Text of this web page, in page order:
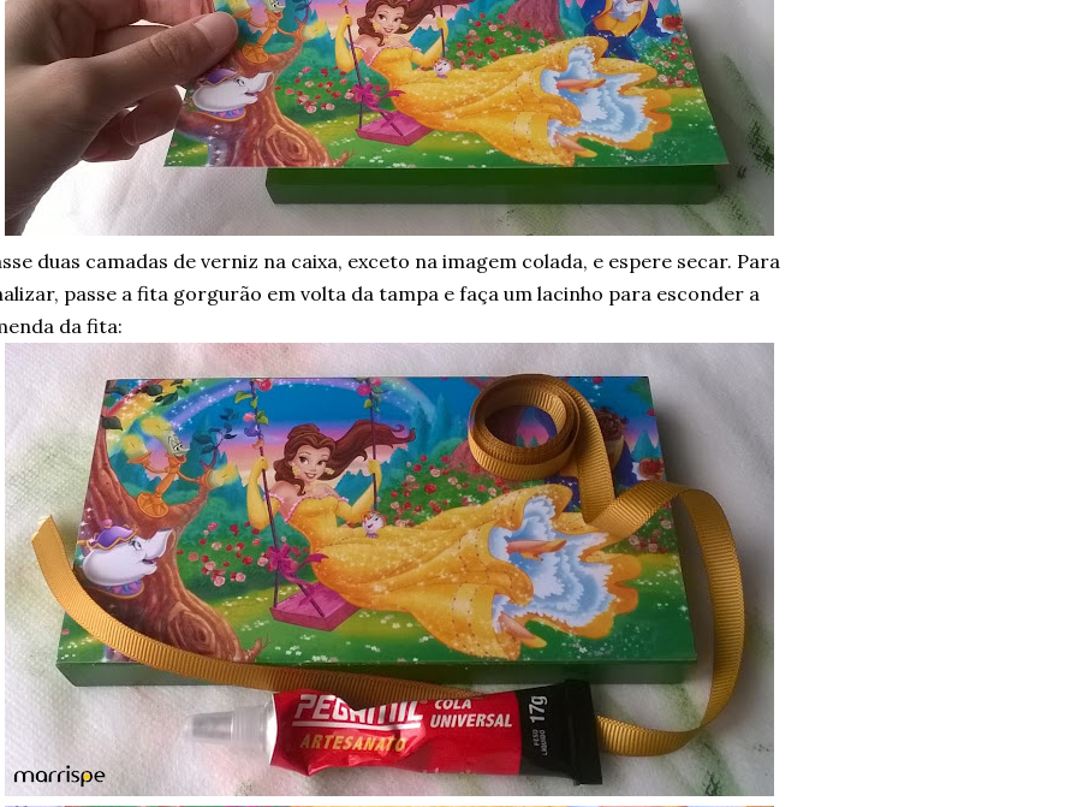
duas camadas de verniz na caixa, exceto na imagem colada, e espere secar. Para
passe a fita gorgurão em volta da tampa e faça um lacinho para esconder a
da fita: